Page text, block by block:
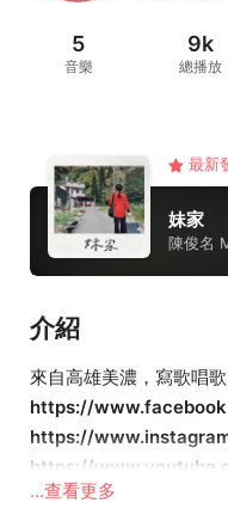
5
音樂
9k
總播放
最新
妹家
陳俊名
介紹
來自高雄美濃，寫歌唱歌
https://
https://
https://
...查看更多